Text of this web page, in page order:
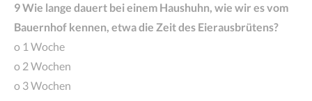
9 Wie lange dauert bei einem Haushuhn, wie wir es vom
Bauernhof kennen, etwa die Zeit des Eierausbrütens?
o 1 Woche
o 2 Wochen
o 3 Wochen